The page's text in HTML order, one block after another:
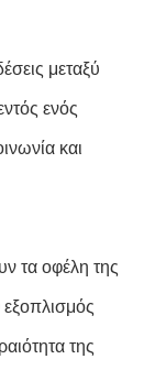
μεταξύ
ενός
και
τα οφέλη της
της